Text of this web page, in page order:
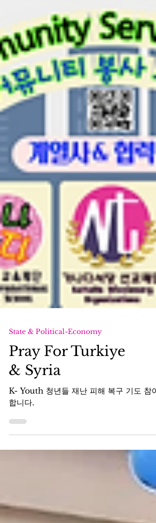
State & Political-Economy
Pray For Turkiye
& Syria
K- Youth 청년들 재난 피해 복구 기도 참여
합니다.